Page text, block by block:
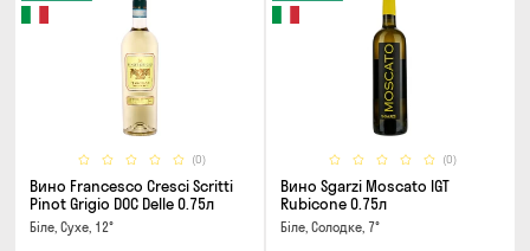
(0)
Вино Francesco Cresci Scritti
Pinot Grigio DOC Delle 0.75л
Біле, Сухе, 12°
(0)
Вино Sgarzi Moscato IGT
Rubicone 0.75л
Біле, Солодке, 7°